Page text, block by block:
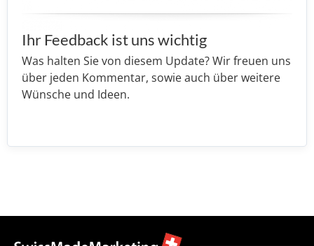
Ihr Feedback ist uns wichtig
Was halten Sie von diesem Update? Wir freuen uns
über jeden Kommentar, sowie auch über weitere
Wünsche und Ideen.